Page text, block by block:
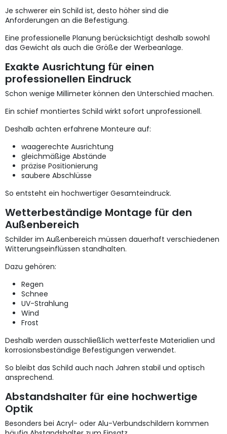
Je schwerer ein Schild ist, desto höher sind die
Anforderungen an die Befestigung.
Eine professionelle Planung berücksichtigt deshalb sowohl
das Gewicht als auch die Größe der Werbeanlage.
Exakte Ausrichtung für einen
professionellen Eindruck
Schon wenige Millimeter können den Unterschied machen.
Ein schief montiertes Schild wirkt sofort unprofessionell.
Deshalb achten erfahrene Monteure auf:
waagerechte Ausrichtung
gleichmäßige Abstände
präzise Positionierung
saubere Abschlüsse
So entsteht ein hochwertiger Gesamteindruck.
Wetterbeständige Montage für den
Außenbereich
Schilder im Außenbereich müssen dauerhaft verschiedenen
Witterungseinflüssen standhalten.
Dazu gehören:
Regen
Schnee
UV-Strahlung
Wind
Frost
Deshalb werden ausschließlich wetterfeste Materialien und
korrosionsbeständige Befestigungen verwendet.
So bleibt das Schild auch nach Jahren stabil und optisch
ansprechend.
Abstandshalter für eine hochwertige
Optik
Besonders bei Acryl- oder Alu-Verbundschildern kommen